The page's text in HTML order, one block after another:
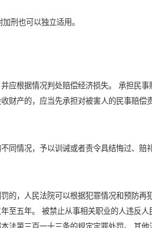
刑也可以独立适用。
应根据情况判处赔偿经济损失。 承担民事
财产的，应当先承担对被害人的民事赔偿
同情况，予以训诫或者责令具结悔过、赔
的，人民法院可以根据犯罪情况和预防再
至五年。 被禁止从事相关职业的人违反人